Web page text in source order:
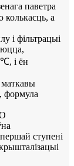
паветра
а
і фільтрацыі
℃, і ён
маткавы
формула
ступені